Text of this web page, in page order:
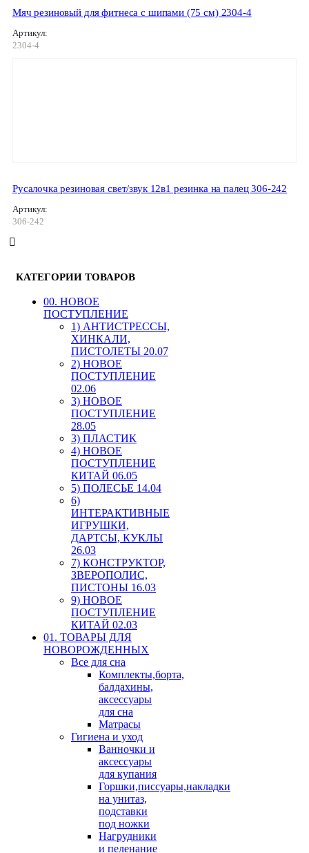
Мяч резиновый для фитнеса с шипами (75 см) 2304-4
Артикул:
2304-4
Русалочка резиновая свет/звук 12в1 резинка на палец 306-242
Артикул:
306-242
КАТЕГОРИИ ТОВАРОВ
00. HОВОЕ
ПОСТУПЛЕНИЕ
1) АНТИСТРЕССЫ,
ХИНКАЛИ,
ПИСТОЛЕТЫ 20.07
2) НОВОЕ
ПОСТУПЛЕНИЕ
02.06
3) НОВОЕ
ПОСТУПЛЕНИЕ
28.05
3) ПЛАСТИК
4) НОВОЕ
ПОСТУПЛЕНИЕ
КИТАЙ 06.05
5) ПОЛЕСЬЕ 14.04
6)
ИНТЕРАКТИВНЫЕ
ИГРУШКИ,
ДАРТСЫ, КУКЛЫ
26.03
7) КОНСТРУКТОР,
ЗВЕРОПОЛИС,
ПИСТОНЫ 16.03
9) НОВОЕ
ПОСТУПЛЕНИЕ
КИТАЙ 02.03
01. ТОВАРЫ ДЛЯ
НОВОРОЖДЕННЫХ
Все для сна
Комплекты,борта,
балдахины,
аксессуары
для сна
Матрасы
Гигиена и уход
Ванночки и
аксессуары
для купания
Горшки,писсуары,накладки
на унитаз,
подставки
под ножки
Нагрудники
и пеленание